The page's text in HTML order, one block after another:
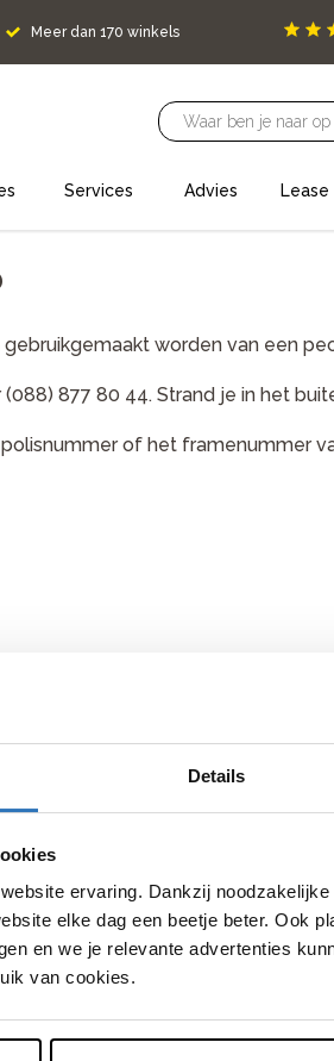
Details
ervaring. Dankzij
elke dag een beetje beter. Ook
en we je relevante advertenties
van cookies.
Meer dan 170 winkels
Services Advies Lease
worden van een
877 80 44. Strand je in het
of het framenummer